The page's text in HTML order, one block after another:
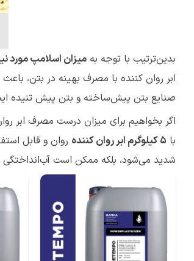
بدین‌ترتیب با توجه به میزان اسلامپ مورد
ابر روان کننده با مصرف بهینه در بتن، باعث کاهش ۴۰ درصدی مصرف آب می‌شوند؛ تا جایی که با
صنایع بتن پیش‌ساخته و بتن پیش تنیده
با ۵ کیلوگرم ابر روان کننده روان و قابل
شدید می‌شود، بلکه ممکن است آب‌انداختگی